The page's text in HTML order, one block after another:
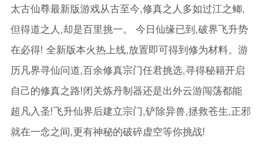
太古仙尊最新版游戏从古至今,修真之人多如过江之鲫,
但得道之人,却是百里挑一。 今日仙缘已到,破界飞升势
在必得! 全新版本火热上线,放置即可得到修为材料。游
历凡界寻仙问道,百余修真宗门任君挑选,寻得秘籍开启
自己的修真之路!闭关炼丹制器还是出外云游闯荡都能
超凡入圣!飞升仙界后建立宗门,铲除异兽,拯救苍生,正邪
就在一念之间,更有神秘的破碎虚空等你挑战!